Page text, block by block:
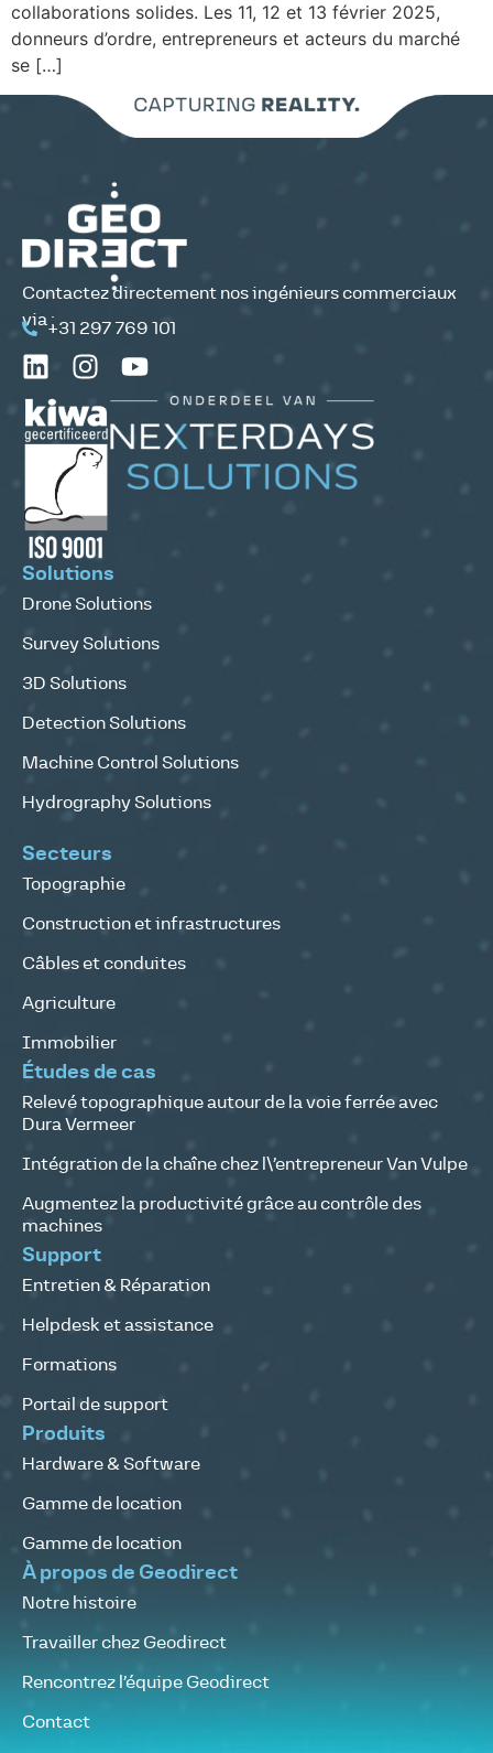
collaborations solides. Les 11, 12 et 13 février 2025,
donneurs d’ordre, entrepreneurs et acteurs du marché
se […]
Contactez directement nos ingénieurs commerciaux
via :
+31 297 769 101
Solutions
Drone Solutions
Survey Solutions
3D Solutions
Detection Solutions
Machine Control Solutions
Hydrography Solutions
Secteurs
Topographie
Construction et infrastructures
Câbles et conduites
Agriculture
Immobilier
Études de cas
Relevé topographique autour de la voie ferrée avec
Dura Vermeer
Intégration de la chaîne chez l\’entrepreneur Van Vulpe
Augmentez la productivité grâce au contrôle des
machines
Support
Entretien & Réparation
Helpdesk et assistance
Formations
Portail de support
Produits
Hardware & Software
Gamme de location
Gamme de location
À propos de Geodirect
Notre histoire
Travailler chez Geodirect
Rencontrez l’équipe Geodirect
Contact